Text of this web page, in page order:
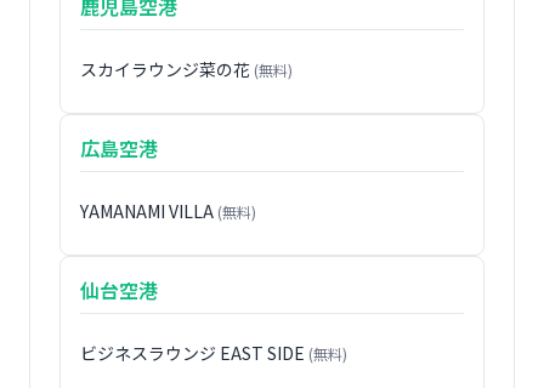
鹿児島空港
スカイラウンジ菜の花 (無料)
広島空港
YAMANAMI VILLA (無料)
仙台空港
ビジネスラウンジ EAST SIDE (無料)